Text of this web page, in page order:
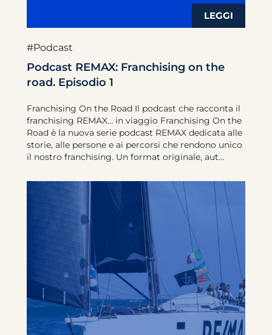
#Podcast
Podcast REMAX: Franchising on the
road. Episodio 1
Franchising On the Road Il podcast che racconta il
franchising REMAX… in viaggio Franchising On the
Road è la nuova serie podcast REMAX dedicata alle
storie, alle persone e ai percorsi che rendono unico
il nostro franchising. Un format originale, aut...